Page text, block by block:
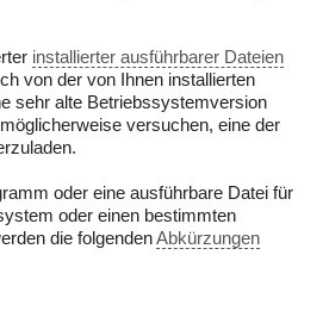
installierter ausführbarer Dateien
von der von Ihnen installierten
sehr alte Betriebssystemversion
versuchen, eine der
oder eine ausführbare Datei für
oder einen bestimmten
die folgendenAbkürzungen